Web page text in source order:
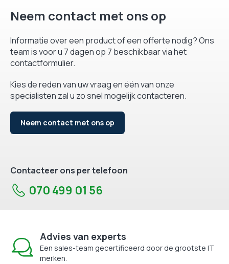
Neem contact met ons op
Informatie over een product of een offerte nodig? Ons
team is voor u 7 dagen op 7 beschikbaar via het
contactformulier.
Kies de reden van uw vraag en één van onze
specialisten zal u zo snel mogelijk contacteren.
Neem contact met ons op
Contacteer ons per telefoon
070 499 01 56
Advies van experts
Een sales-team gecertificeerd door de grootste IT
merken.